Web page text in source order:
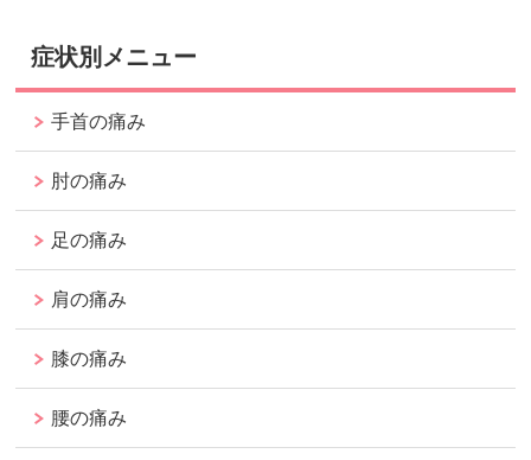
症状別メニュー
手首の痛み
肘の痛み
足の痛み
肩の痛み
膝の痛み
腰の痛み